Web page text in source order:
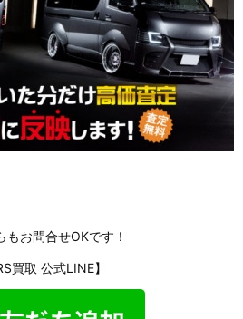
もお問合せOKです！
買取 公式LINE】